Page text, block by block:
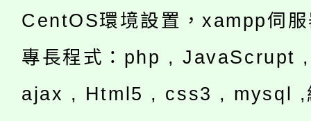
CentOS環境設置，xampp伺
專長程式：php , JavaScrupt
ajax , Html5 , css3 , mysql ,